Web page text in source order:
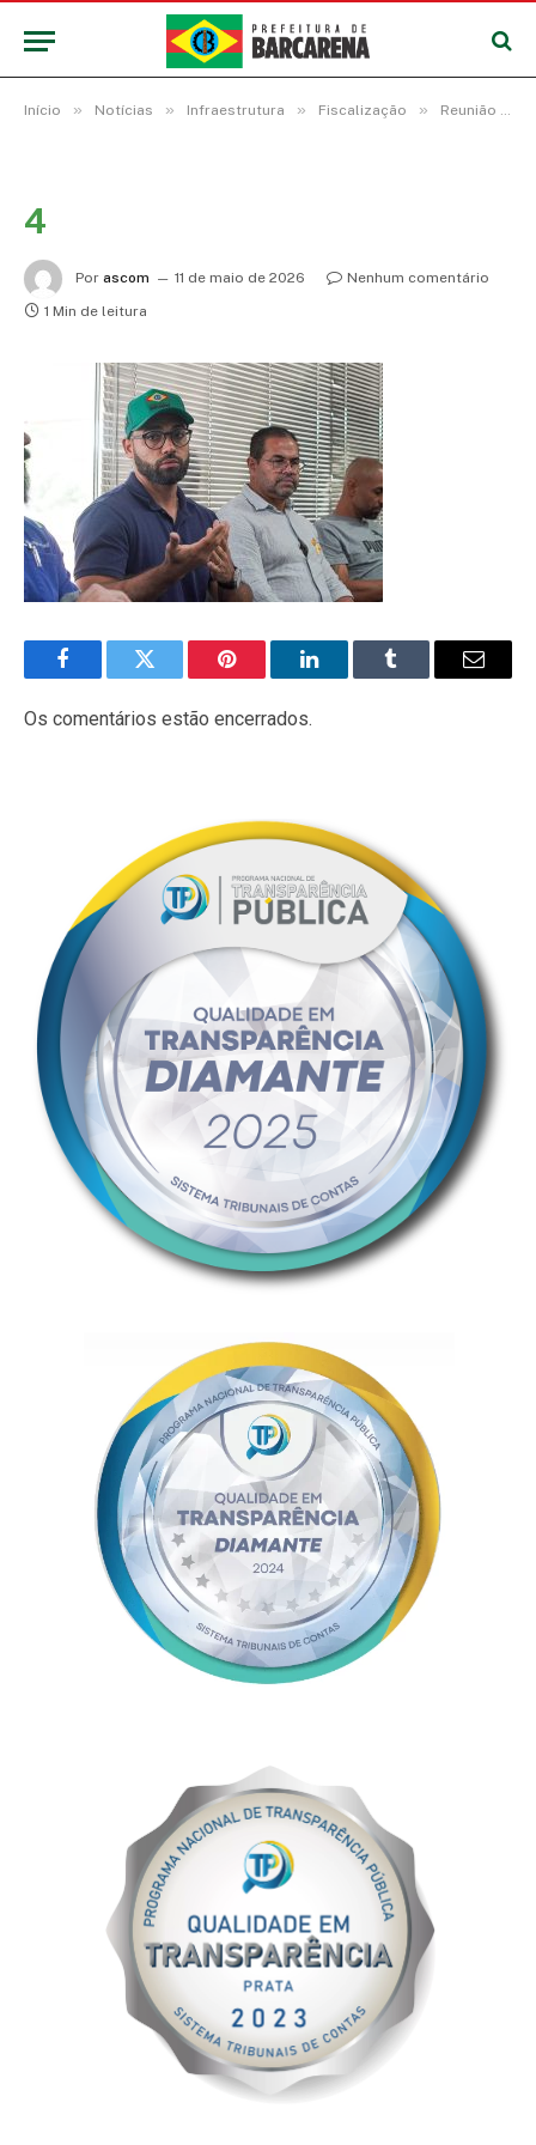
Início » Notícias » Infraestrutura » Fiscalização » Reunião discute novas regras para acabar com irregularidades do trânsito de carretas na região do trevo da Alça Viária durante a safra da soja
4
Por ascom 11 de maio de 2026
Nenhum comentário
1 Min de leitura
FacebookTwitter Pinterest LinkedInTumblr
E-
Os comentários estão encerrados.